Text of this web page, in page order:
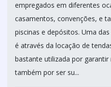
empregados em diferentes
casamentos, convenções, e
piscinas e depósitos. Uma
é através da locação de
bastante utilizada por
também por ser su...